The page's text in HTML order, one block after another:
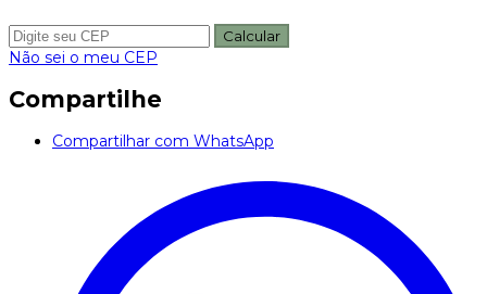
Calcular
Não sei o meu CEP
Compartilhe
Compartilhar com WhatsApp